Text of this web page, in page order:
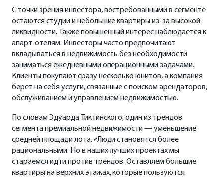
С точки зрения инвестора, востребованными в сегменте
остаются студии и небольшие квартиры из-за высокой
ликвидности. Также повышенный интерес наблюдается к
апарт-отелям. Инвесторы часто предпочитают
вкладываться в недвижимость без необходимости
заниматься ежедневными операционными задачами.
Клиенты покупают сразу несколько юнитов, а компания
берет на себя услуги, связанные с поиском арендаторов,
обслуживанием и управлением недвижимостью.
По словам Эдуарда Тиктинского, один из трендов
сегмента премиальной недвижимости — уменьшение
средней площади лота. «Люди становятся более
рациональными. Но в наших лучших проектах мы
стараемся идти против трендов. Оставляем большие
квартиры на верхних этажах, которые пользуются